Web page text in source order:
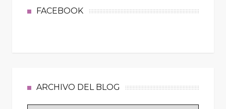
FACEBOOK
ARCHIVO DEL BLOG